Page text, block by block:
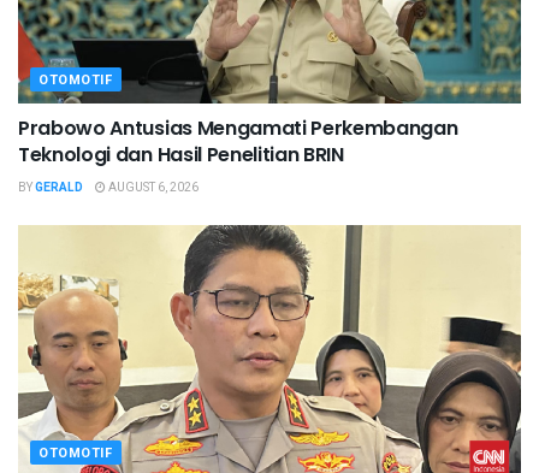
OTOMOTIF
Prabowo Antusias Mengamati Perkembangan
Teknologi dan Hasil Penelitian BRIN
BYGERALD AUGUST 6, 2026
OTOMOTIF